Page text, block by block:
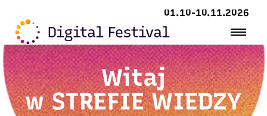
01.10-10.11.2026
Witaj
wSTREFIE WIEDZY